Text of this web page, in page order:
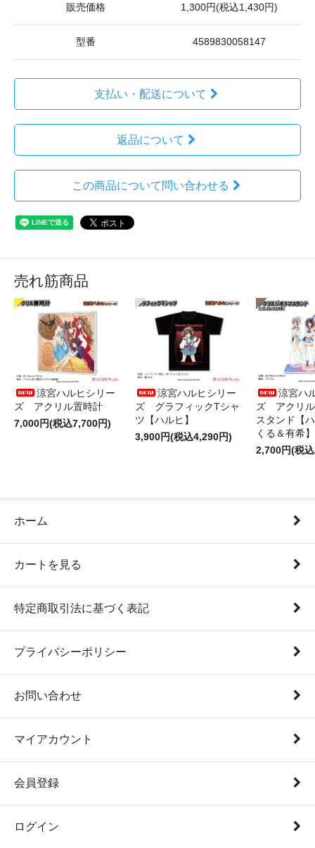
販売価格 1,300円(税込1,430円)
型番 4589830058147
支払い・配送について
返品について
この商品について問い合わせる
売れ筋商品
涼宮ハルヒシリー
ズ アクリル置時計
7,000円(税込7,700円)
涼宮ハルヒシリー
ズ グラフィックTシャ
ツ【ハルヒ】
3,900円(税込4,290円)
涼宮ハ
ズ アクリル
スタンド【
くる＆有希】
2,700円(税
ホーム
カートを見る
特定商取引法に基づく表記
プライバシーポリシー
お問い合わせ
マイアカウント
会員登録
ログイン